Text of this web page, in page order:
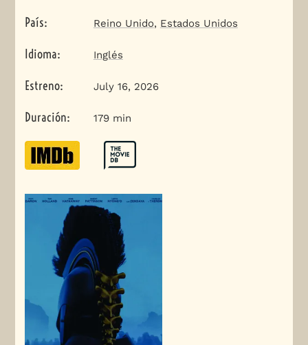
País: Reino Unido, Estados Unidos
Idioma: Inglés
Estreno: July 16, 2026
Duración: 179 min